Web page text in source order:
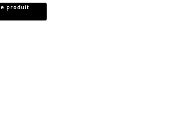
produit